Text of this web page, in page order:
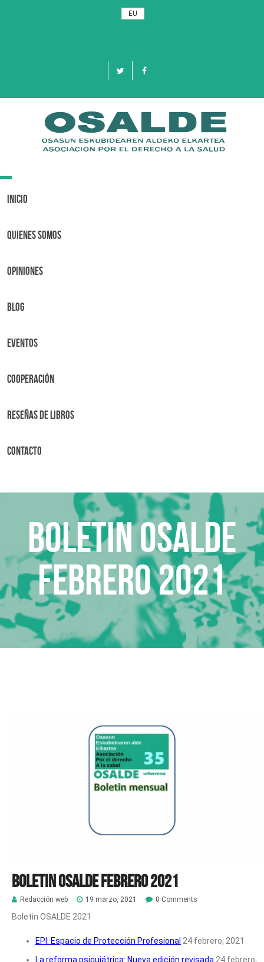
EU
Toggle
Inicio
Quienes Somos
OPINIONES
BLOG
Eventos
Cooperación
Reseñas de libros
Contacto
Boletin Osalde
febrero 2021
Boletin Osalde febrero 2021
Redacción web 19 marzo, 2021 0 Comments
Boletin OSALDE 2021
EPI: Espacio de Protección Profesional 24 febrero, 2021
La reforma psiquiátrica: Nueva edición revisada24 febrero,